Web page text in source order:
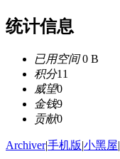
统计信息
已用空间0 B
积分11
威望0
金钱9
贡献0
Archiver|手机版|小黑屋|